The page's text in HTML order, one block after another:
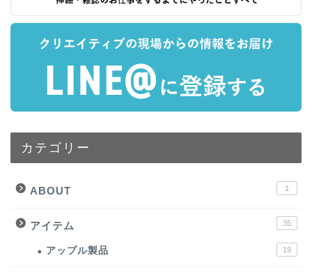
カテゴリー
ABOUT 1
アイテム 35
アップル製品 19